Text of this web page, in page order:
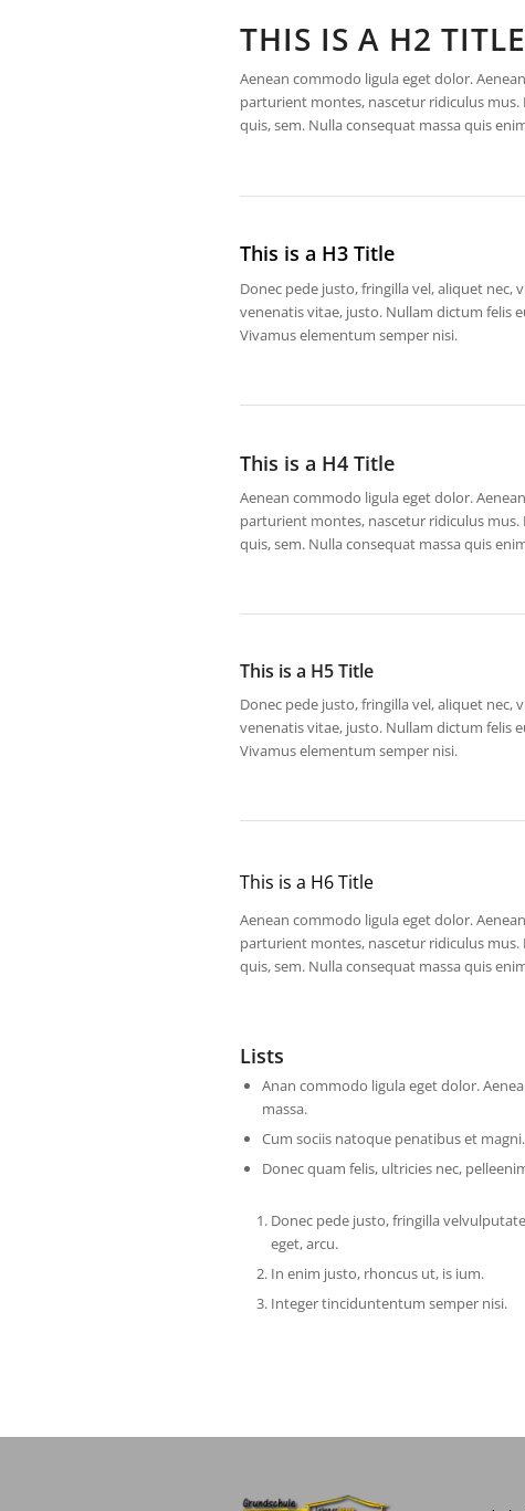
THIS IS A H2 TITLE
Aenean commodo ligula eget dolor.
parturient montes, nascetur ridiculus mus.
quis, sem. Nulla consequat massa quis
This is a H3 Title
Donec pede justo, fringilla vel, aliquet
venenatis vitae, justo. Nullam dictum felis
Vivamus elementum semper nisi.
This is a H4 Title
Aenean commodo ligula eget dolor.
parturient montes, nascetur ridiculus mus.
quis, sem. Nulla consequat massa quis
This is a H5 Title
Donec pede justo, fringilla vel, aliquet
venenatis vitae, justo. Nullam dictum felis
Vivamus elementum semper nisi.
This is a H6 Title
Aenean commodo ligula eget dolor.
parturient montes, nascetur ridiculus mus.
quis, sem. Nulla consequat massa quis
Lists
Anan commodo ligula eget dolor.
massa.
Cum sociis natoque penatibus et magni.
Donec quam felis, ultricies nec,
Donec pede justo, fringilla velvulputate
eget, arcu.
In enim justo, rhoncus ut, is ium.
Integer tinciduntentum semper nisi.